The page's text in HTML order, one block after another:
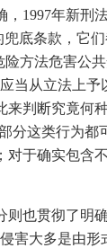
1997年新
底条款，它
方法危害公
当从立法上
判断究竟
分这类行为
于确实包
也贯彻了
大多是由